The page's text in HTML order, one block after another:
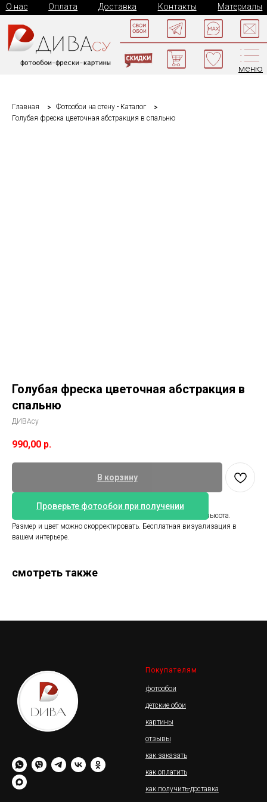
Контакты Материалы
О нас Доставка
Оплата
меню
Главная
Фотообои на стену - Каталог
Голубая фреска цветочная абстракция в спальню
Голубая фреска цветочная абстракция в
спальню
ДИВАсу
990,00 р.
Проверьте фотообои при получении
В корзину
Обои абстрактные цветы. Размер 360 см ширина и 265 см высота.
Размер и цвет можно скорректировать. Бесплатная визуализация в
вашем интерьере.
смотреть также
Покупателям
фотообои
детские обои
картины
отзывы
как заказать
как оплатить
как получить-доставка